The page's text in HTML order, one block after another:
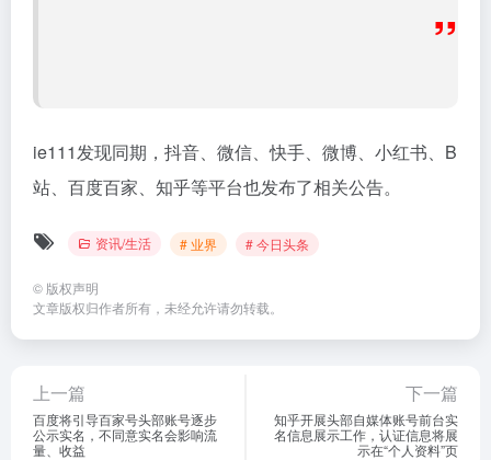
”
ie111发现同期，抖音、微信、快手、微博、小红书、B
站、百度百家、知乎等平台也发布了相关公告。
资讯/生活 # 业界 # 今日头条
© 版权声明
文章版权归作者所有，未经允许请勿转载。
上一篇
百度将引导百家号头部账号逐步
公示实名，不同意实名会影响流
量、收益
下一篇
知乎开展头部自媒体账号前台实
名信息展示工作，认证信息将展
示在“个人资料”页